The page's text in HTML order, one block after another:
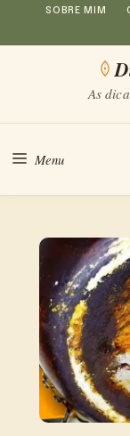
Saltar
para
conteúdo
SOBRE MIM
As
Menu